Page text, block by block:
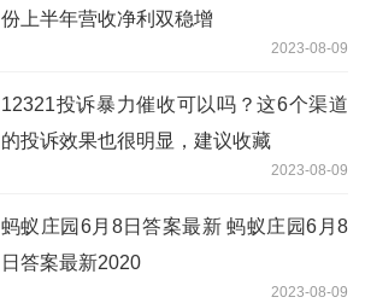
份上半年营收净利双稳增
2023-08-09
12321投诉暴力催收可以吗？这6个渠道
的投诉效果也很明显，建议收藏
2023-08-09
蚂蚁庄园6月8日答案最新 蚂蚁庄园6月8
日答案最新2020
2023-08-09